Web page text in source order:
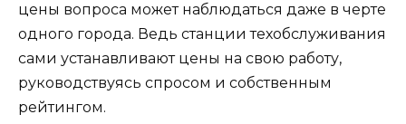
цены вопроса может наблюдаться даже в черте
одного города. Ведь станции техобслуживания
сами устанавливают цены на свою работу,
руководствуясь спросом и собственным
рейтингом.